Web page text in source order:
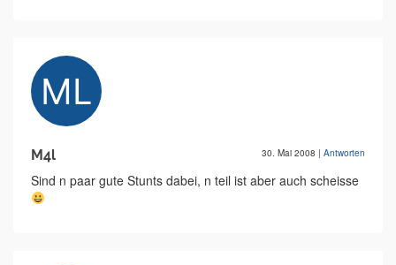
M4l 30. Mai 2008 | Antworten
Sind n paar gute Stunts dabei, n teil ist aber auch scheisse